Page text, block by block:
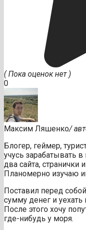
( Пока оценок нет )
0
Максим Ляшенко/
Блогер, геймер,
учусь зарабатывать
два сайта, странички
Планомерно изучаю
Поставил перед
сумму денег и
После этого хочу
где-нибудь у моря.